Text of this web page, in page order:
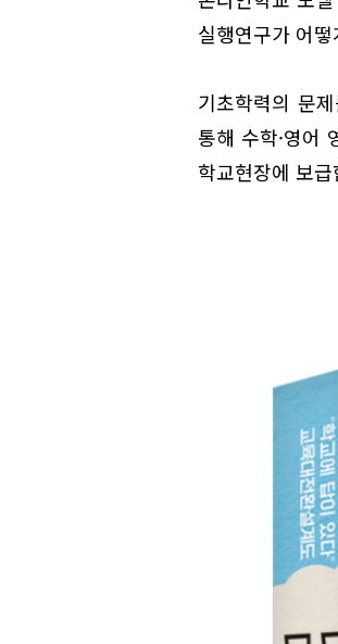
실행연구가 어
기초학력의 문
통해 수학·영어
학교현장에 보